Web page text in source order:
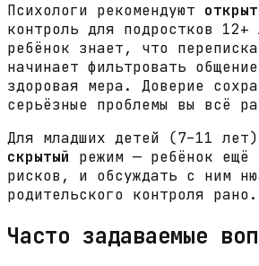
Психологи рекомендуют
контроль для подростков
ребёнок знает, что
начинает фильтровать
здоровая мера. Доверие
серьёзные проблемы вы всё
Для младших детей (7–11
скрытый режим — ребёнок ещё
рисков, и обсуждать с ним
родительского контроля рано.
Часто задаваемые